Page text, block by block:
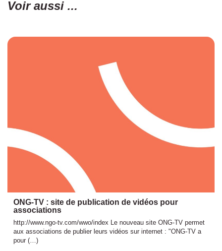
Voir aussi ...
ONG-TV : site de publication de vidéos pour
associations
http://www.ngo-tv.com/wwo/index Le nouveau site ONG-TV permet
aux associations de publier leurs vidéos sur internet : "ONG-TV a
pour (…)